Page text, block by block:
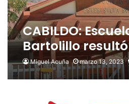
CABILDO:
Bartolillo resultó
beneficiada
de
Miguel Acuña marzo 13, 2023